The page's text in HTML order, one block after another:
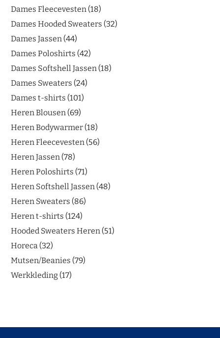
Dames Fleecevesten 18
Dames Hooded Sweaters 32
Dames Jassen 44
Dames Poloshirts 42
Dames Softshell Jassen 18
Dames Sweaters 24
Dames t-shirts 101
Heren Blousen 69
Heren Bodywarmer 18
Heren Fleecevesten 56
Heren Jassen 78
Heren Poloshirts 71
Heren Softshell Jassen 48
Heren Sweaters 86
Heren t-shirts 124
Hooded Sweaters Heren 51
Horeca 32
Mutsen/Beanies 79
Werkkleding 17